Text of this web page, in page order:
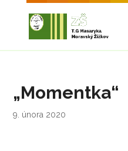
„Momentka“
9. února 2020